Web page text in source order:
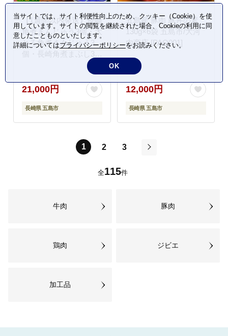
【1週間以内発送】長崎
角煮まんじゅう3個・大
とろ角煮まんじゅう3
個・長崎角煮まぶし3袋
豚肉 東坡肉 ふわふわ
ほかほか 五島市/岩崎本
舗 [PFL025]スピード発
送 最速発送 最短発送
21,000円
長崎県 五島市
五島産 豚肉 豚丼の素
130g×6袋 五島市/大河
内商店 [PAQ001]
12,000円
長崎県 五島市
1 2
3
全115件
牛肉 豚肉
鶏肉 ジビエ
加工品
当サイトでは、サイト利便性向上のため、クッキー（Cookie）を使
用しています。サイトの閲覧を継続された場合、Cookieの利用に同
意したことものといたします。
詳細についてはプライバシーポリシーをお読みください。
OK